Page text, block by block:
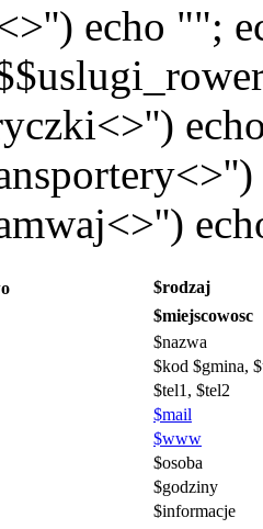
echo "";
$rodzaj
$miejscowosc
$nazwa
$kod $gmina,
$tel1, $tel2
$mail
$www
$osoba
$godziny
$informacje